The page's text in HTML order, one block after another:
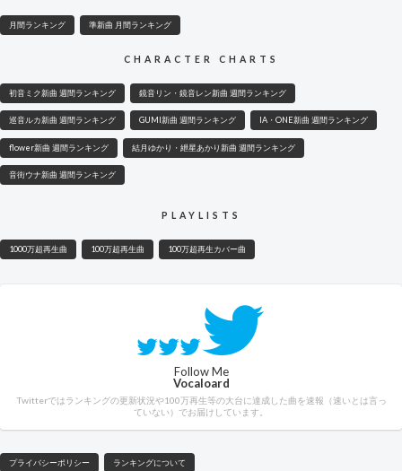
月間ランキング 準新曲 月間ランキング
CHARACTER CHARTS
初音ミク新曲 週間ランキング 鏡音リン・鏡音レン新曲 週間ランキング
巡音ルカ新曲 週間ランキング GUMI新曲 週間ランキング IA・ONE新曲 週間ランキング
flower新曲 週間ランキング 結月ゆかり・紲星あかり新曲 週間ランキング
音街ウナ新曲 週間ランキング
PLAYLISTS
1000万超再生曲 100万超再生曲 100万超再生カバー曲
Follow Me
Vocaloard
Twitterではランキングの更新状況や100万再生等の大台に達成した曲を速報（速いとは言っ
ていない）でお届けしています。
プライバシーポリシー ランキングについて